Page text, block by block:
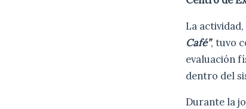
La
Café”, tuvo
evaluación
dentro del
Durante la